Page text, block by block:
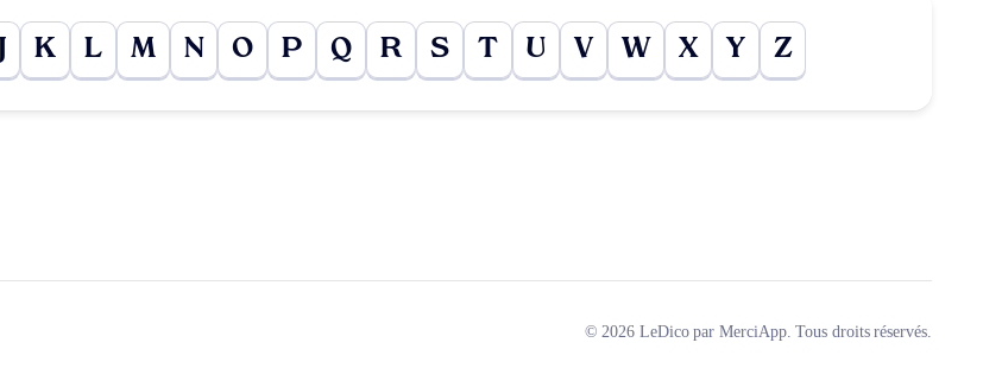
K L M N O P Q R S T U V W X Y Z
© 2026 LeDico par MerciApp. Tous droits réservés.